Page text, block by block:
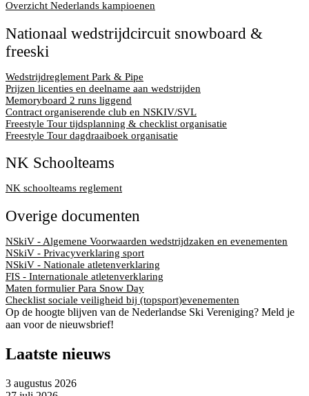
Overzicht Nederlands kampioenen
Nationaal wedstrijdcircuit snowboard &
freeski
Wedstrijdreglement Park & Pipe
Prijzen licenties en deelname aan wedstrijden
Memoryboard 2 runs liggend
Contract organiserende club en NSKIV/SVL
Freestyle Tour tijdsplanning & checklist organisatie
Freestyle Tour dagdraaiboek organisatie
NK Schoolteams
NK schoolteams reglement
Overige documenten
NSkiV - Algemene Voorwaarden wedstrijdzaken en evenementen
NSkiV - Privacyverklaring sport
NSkiV - Nationale atletenverklaring
FIS - Internationale atletenverklaring
Maten formulier Para Snow Day
Checklist sociale veiligheid bij (topsport)evenementen
Op de hoogte blijven van de Nederlandse Ski Vereniging? Meld je
aan voor de nieuwsbrief!
Laatste nieuws
3 augustus 2026